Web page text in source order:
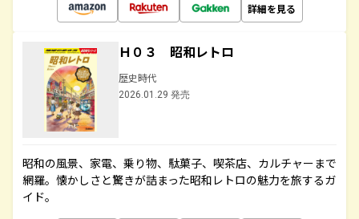
詳細を見る
Ｈ０３ 昭和レトロ
歴史時代
2026.01.29 発売
昭和の風景、家電、乗り物、駄菓子、喫茶店、カルチャーまで
網羅。懐かしさと驚きが詰まった昭和レトロの魅力を旅するガ
イド。